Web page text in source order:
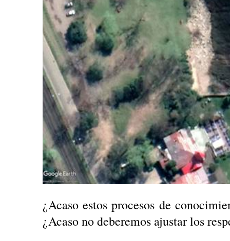
¿Acaso estos procesos de
¿Acaso no deberemos ajustar los